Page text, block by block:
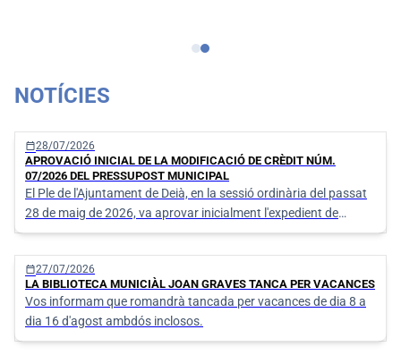
NOTÍCIES
calendar_today28/07/2026
APROVACIÓ INICIAL DE LA MODIFICACIÓ DE CRÈDIT NÚM.
07/2026 DEL PRESSUPOST MUNICIPAL
El Ple de l'Ajuntament de Deià, en la sessió ordinària del passat
28 de maig de 2026, va aprovar inicialment l'expedient de
modificació del Pressupost de despeses núm. 07/2026 (Exp.
576/2026)
calendar_today27/07/2026
LA BIBLIOTECA MUNICIÀL JOAN GRAVES TANCA PER VACANCES
Vos informam que romandrà tancada per vacances de dia 8 a
dia 16 d'agost ambdós inclosos.